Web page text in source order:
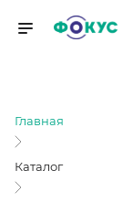
Главная
Каталог